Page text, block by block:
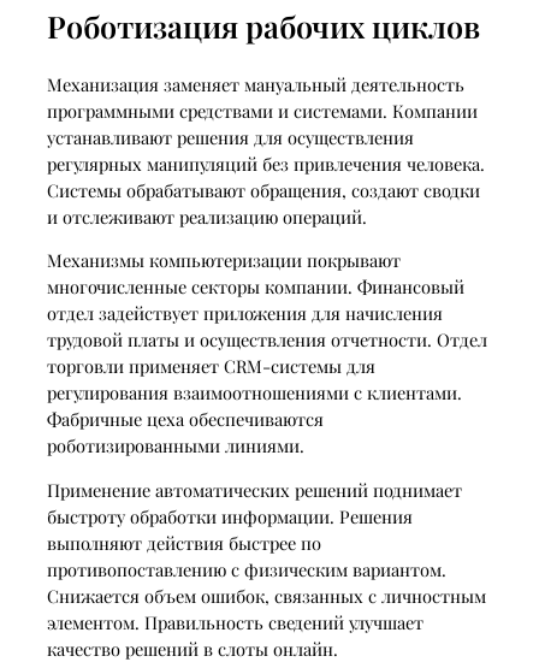
Роботизация рабочих циклов
Механизация заменяет мануальный деятельность
программными средствами и системами. Компании
устанавливают решения для осуществления
регулярных манипуляций без привлечения человека.
Системы обрабатывают обращения, создают сводки
и отслеживают реализацию операций.
Механизмы компьютеризации покрывают
многочисленные секторы компании. Финансовый
отдел задействует приложения для начисления
трудовой платы и осуществления отчетности. Отдел
торговли применяет CRM-системы для
регулирования взаимоотношениями с клиентами.
Фабричные цеха обеспечиваются
роботизированными линиями.
Применение автоматических решений поднимает
быстроту обработки информации. Решения
выполняют действия быстрее по
противопоставлению с физическим вариантом.
Снижается объем ошибок, связанных с личностным
элементом. Правильность сведений улучшает
качество решений в слоты онлайн.